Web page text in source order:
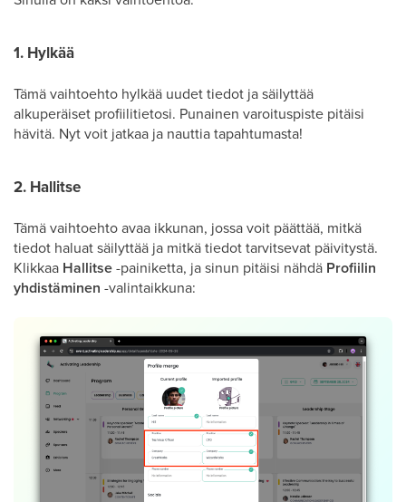
1. Hylkää
Tämä vaihtoehto hylkää uudet tiedot ja säilyttää
alkuperäiset profiilitietosi. Punainen varoituspiste pitäisi
hävitä. Nyt voit jatkaa ja nauttia tapahtumasta!
2. Hallitse
Tämä vaihtoehto avaa ikkunan, jossa voit päättää, mitkä
tiedot haluat säilyttää ja mitkä tiedot tarvitsevat päivitystä.
Klikkaa Hallitse-painiketta, ja sinun pitäisi nähdä Profiilin
yhdistäminen -valintaikkuna: